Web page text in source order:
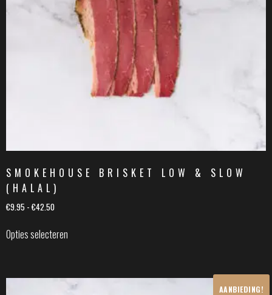
SMOKEHOUSE BRISKET LOW & SLOW
(HALAL)
€9.95 - €42.50
Opties selecteren
AANBIEDING!